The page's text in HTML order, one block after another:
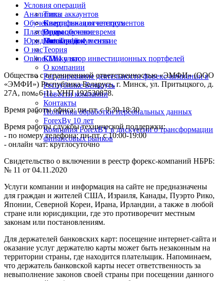
Условия операций
Типы аккаунтов
Спецификация инструментов
Операционное время
Пополнение и снятие
Аналитика
Квартальная отчетность
Обучение
Видеообучение
Глоссарий
Теория
Калькулятор инвестиционных портфелей
Платформы
MetaTrader 4
Юридические документы
О нас
СМИ о нас
О компании
Регулирование деятельности форекс-компании в
Республике Беларусь
Новости компании
Контакты
Политика обработки персональных данных
ForexBy 10 лет
Компания ForexBY в дискуссии о трансформации
финансовых рынков
Online-TV
Общество с ограниченной ответственностью «ЭМФИ» (ООО
«ЭМФИ») Республика Беларусь, г. Минск, ул. Притыцкого, д.
27А, пом. 6-11. УНП 192530878.
Время работы офиса: пн-пт. с 9:30-18:30
Время работы службы технической поддержки:
- по номеру телефона: пн-пт. с 10:00-19:00
- онлайн чат: круглосуточно
Свидетельство о включении в реестр форекс-компаний НБРБ:
№ 11 от 04.11.2020
Услуги компании и информация на сайте не предназначены
для граждан и жителей США, Израиля, Канады, Пуэрто Рико,
Японии, Северной Кореи, Ирана, Ирландии, а также в любой
стране или юрисдикции, где это противоречит местным
законам или постановлениям.
Для держателей банковских карт: посещение интернет-сайта и
оказание услуг держателю карты может быть незаконным на
территории страны, где находится плательщик. Напоминаем,
что держатель банковской карты несет ответственность за
невыполнение законов своей страны при посещении данного